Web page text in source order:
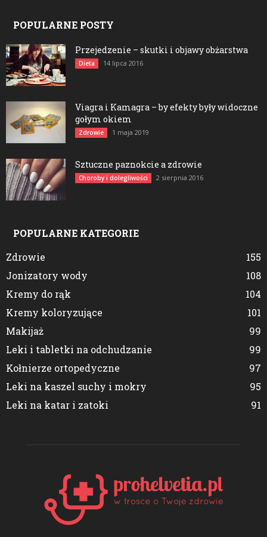
POPULARNE POSTY
Przejedzenie – skutki i objawy obżarstwa
Dieta 14 lipca 2016
Viagra i Kamagra – by efekty były widoczne
gołym okiem
Zdrowie 1 maja 2019
Sztuczne paznokcie a zdrowie
Choroby i dolegliwości 2 sierpnia 2016
POPULARNE KATEGORIE
Zdrowie
155
Jonizatory wody
108
Kremy do rąk
104
Kremy koloryzujące
101
Makijaż
99
Leki i tabletki na odchudzanie
99
Kołnierze ortopedyczne
97
Leki na kaszel suchy i mokry
95
Leki na katar i zatoki
91